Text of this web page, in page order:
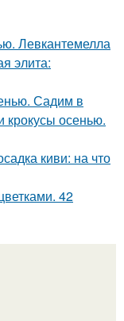
Левкантемелла
элита:
Садим в
крокусы осенью.
киви: на что
42